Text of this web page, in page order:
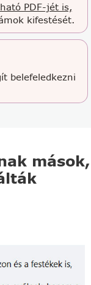
PDF-jét is,
kifestését.
belefeledkezni
mások,